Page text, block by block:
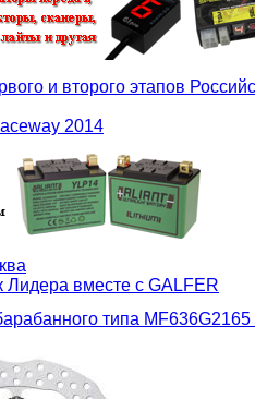
и второго этапов
2014
Лидера вместе с GALFER
типа MF636G2165